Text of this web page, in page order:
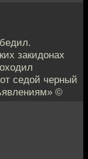
закидонах
седой черный
©